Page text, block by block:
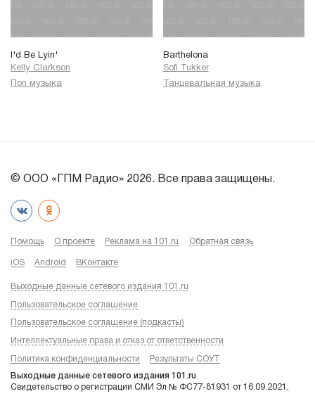
I'd Be Lyin'
Kelly Clarkson
Поп музыка
Barthelona
Sofi Tukker
Танцевальная музыка
© ООО «ГПМ Радио» 2026. Все права защищены.
Помощь О проекте Реклама на 101.ru Обратная связь
iOS Android ВКонтакте
Выходные данные сетевого издания 101.ru
Пользовательское соглашение
Пользовательское соглашение (подкасты)
Интеллектуальные права и отказ от ответственности
Политика конфиденциальности Результаты СОУТ
Выходные данные сетевого издания 101.ru
Свидетельство о регистрации СМИ Эл № ФС77-81931 от 16.09.2021,